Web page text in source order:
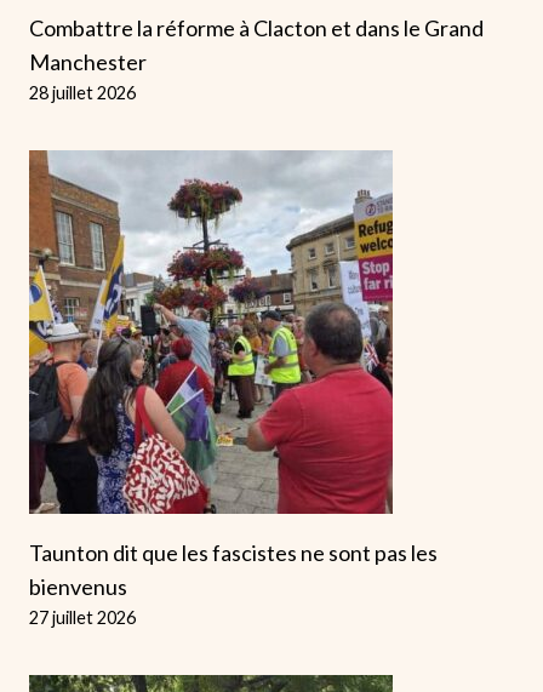
Combattre la réforme à Clacton et dans le Grand
Manchester
28 juillet 2026
Taunton dit que les fascistes ne sont pas les
bienvenus
27 juillet 2026